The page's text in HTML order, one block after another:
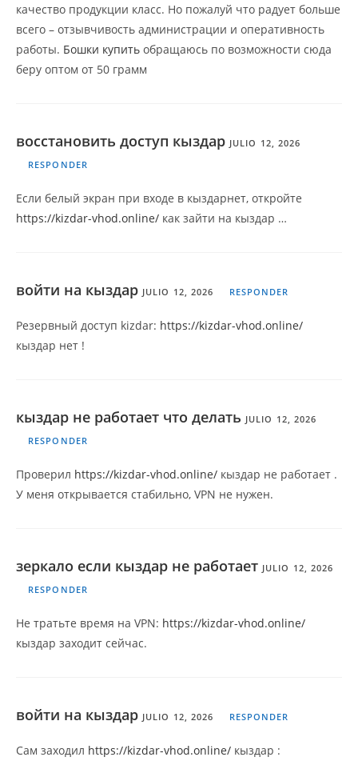
качество продукции класс. Но пожалуй что радует больше
всего – отзывчивость администрации и оперативность
работы. Бошки купить обращаюсь по возможности сюда
беру оптом от 50 грамм
восстановить доступ кыздар JULIO 12, 2026
RESPONDER
Если белый экран при входе в кыздарнет, откройте
https://kizdar-vhod.online/ как зайти на кыздар …
войти на кыздар JULIO 12, 2026 RESPONDER
Резервный доступ kizdar: https://kizdar-vhod.online/
кыздар нет !
кыздар не работает что делать JULIO 12, 2026
RESPONDER
Проверил https://kizdar-vhod.online/ кыздар не работает .
У меня открывается стабильно, VPN не нужен.
зеркало если кыздар не работает JULIO 12, 2026
RESPONDER
Не тратьте время на VPN: https://kizdar-vhod.online/
кыздар заходит сейчас.
войти на кыздар JULIO 12, 2026 RESPONDER
Сам заходил https://kizdar-vhod.online/ кыздар :